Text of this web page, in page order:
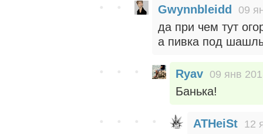
Gwynnbleidd 09
да при чем тут
а пивка под
Ryav 09 янв
Банька!
ATHeiSt 12